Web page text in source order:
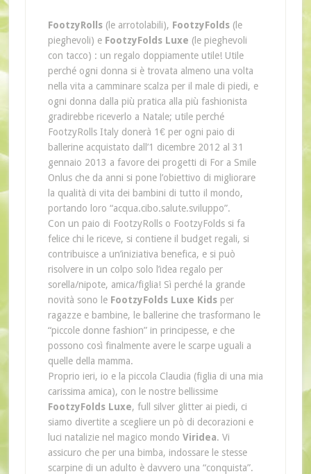
FootzyRolls(le arrotolabili), FootzyFolds(le
pieghevoli) e FootzyFolds Luxe (le pieghevoli
con tacco) : un regalo doppiamente utile! Utile
perché ogni donna si è trovata almeno una volta
nella vita a camminare scalza per il male di piedi, e
ogni donna dalla più pratica alla più fashionista
gradirebbe riceverlo a Natale; utile perché
FootzyRolls Italy donerà 1€ per ogni paio di
ballerine acquistato dall’1 dicembre 2012 al 31
gennaio 2013 a favore dei progetti di For a Smile
Onlus che da anni si pone l’obiettivo di migliorare
la qualità di vita dei bambini di tutto il mondo,
portando loro “acqua.cibo.salute.sviluppo”.
Con un paio di FootzyRolls o FootzyFolds si fa
felice chi le riceve, si contiene il budget regali, si
contribuisce a un’iniziativa benefica, e si può
risolvere in un colpo solo l’idea regalo per
sorella/nipote, amica/figlia! Sì perché la grande
novità sono le FootzyFolds Luxe Kidsper
ragazze e bambine, le ballerine che trasformano le
“piccole donne fashion” in principesse, e che
possono così finalmente avere le scarpe uguali a
quelle della mamma.
Proprio ieri, io e la piccola Claudia (figlia di una mia
carissima amica), con le nostre bellissime
FootzyFolds Luxe, full silver glitter ai piedi, ci
siamo divertite a scegliere un pò di decorazioni e
luci natalizie nel magico mondo Viridea. Vi
assicuro che per una bimba, indossare le stesse
scarpine di un adulto è davvero una “conquista”.